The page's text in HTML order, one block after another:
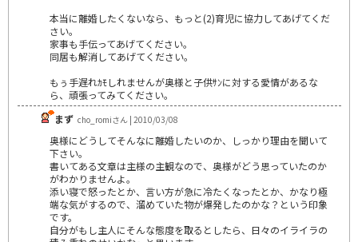
本当に離婚したくないなら、もっと(2)育児に協力してあげてくだ
さい。
家事も手伝ってあげてください。
同居も解消してあげてください。
もぅ手遅れｶﾓしれませんが奥様と子供ｻﾝに対する愛情があるな
ら、頑張ってみてください。
まず cho_romiさん | 2010/03/08
奥様にどうしてそんなに離婚したいのか、しっかり理由を聞いて
下さい。
書いてある文章は主様の主観なので、奥様がどう思っていたのか
がわかりませんよ。
添い寝で怒ったとか、言い方が急に冷たくなったとか、かなり極
端な気がするので、溜めていた物が爆発したのかな？という印象
です。
自分がもし主人にそんな態度を取るとしたら、日々のイライラの